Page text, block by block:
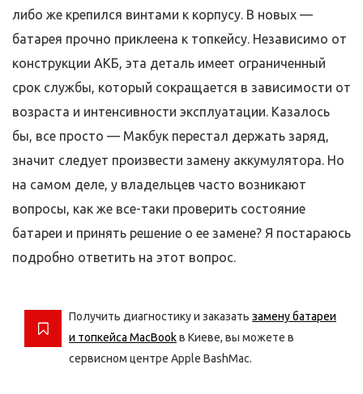
либо же крепился винтами к корпусу. В новых —
батарея прочно приклеена к топкейсу. Независимо от
конструкции АКБ, эта деталь имеет ограниченный
срок службы, который сокращается в зависимости от
возраста и интенсивности эксплуатации. Казалось
бы, все просто — Макбук перестал держать заряд,
значит следует произвести замену аккумулятора. Но
на самом деле, у владельцев часто возникают
вопросы, как же все-таки проверить состояние
батареи и принять решение о ее замене? Я постараюсь
подробно ответить на этот вопрос.
Получить диагностику и заказать замену батареи
и топкейса MacBookв Киеве, вы можете в
сервисном центре Apple BashMac.